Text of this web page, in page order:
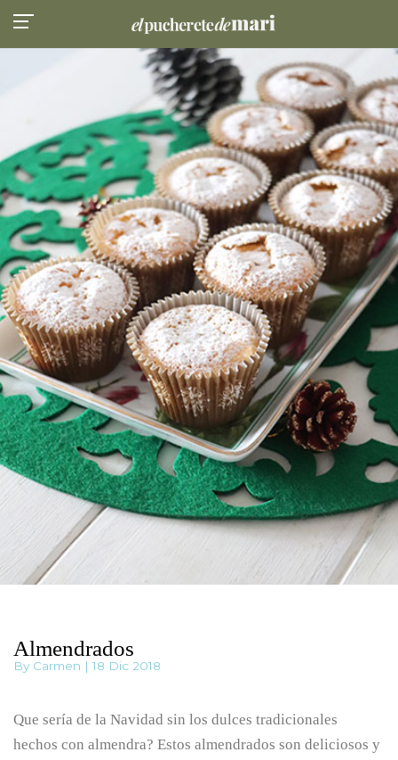
Almendrados
By Carmen | 18 Dic 2018
Que sería de la Navidad sin los dulces tradicionales
hechos con almendra? Estos almendrados son deliciosos y